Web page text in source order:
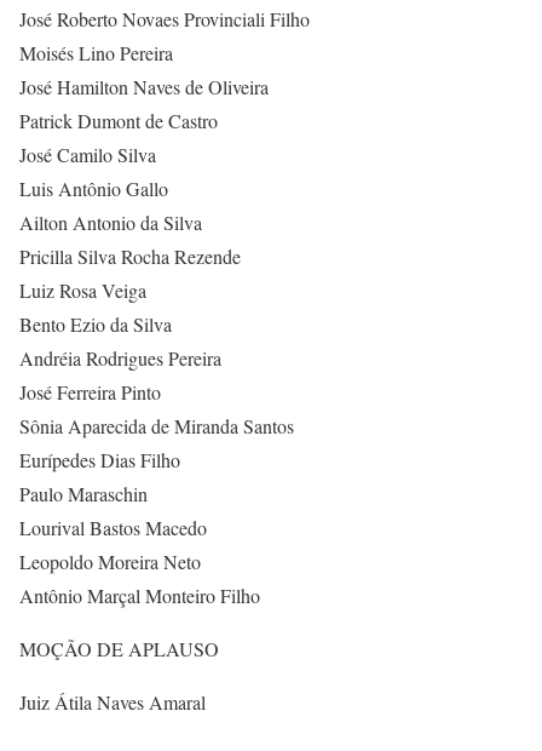
José Roberto Novaes Provinciali Filho
Moisés Lino Pereira
José Hamilton Naves de Oliveira
Patrick Dumont de Castro
José Camilo Silva
Luis Antônio Gallo
Ailton Antonio da Silva
Pricilla Silva Rocha Rezende
Luiz Rosa Veiga
Bento Ezio da Silva
Andréia Rodrigues Pereira
José Ferreira Pinto
Sônia Aparecida de Miranda Santos
Eurípedes Dias Filho
Paulo Maraschin
Lourival Bastos Macedo
Leopoldo Moreira Neto
Antônio Marçal Monteiro Filho
MOÇÃO DE APLAUSO
Juiz Átila Naves Amaral